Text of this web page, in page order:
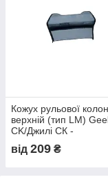
Кожух рульової
верхній (тип LM)
CK/Джилі СК -
101800774400601, (з
розбірки)
від 209 ₴